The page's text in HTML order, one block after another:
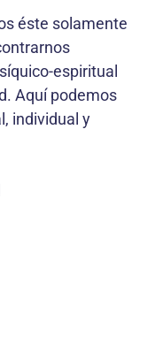
éste solamente
espiritual
Aquí podemos
individual y